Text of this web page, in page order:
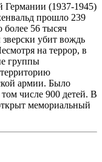
(1937-1945)
прошло 239
более 56 тысяч
зверски убит вождь
на террор, в
группы
армии. Было
числе 900 детей. В
мемориальный